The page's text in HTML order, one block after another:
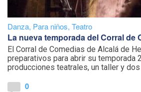
Danza, Para niños, Teatro
La nueva temporada del Corral de
El Corral de Comedias de Alcalá de
preparativos para abrir su temporada
producciones teatrales, un taller y
0